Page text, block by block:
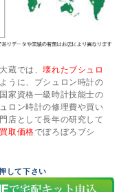
蔵では、壊れたブシュロ
うに、ブシュロン時計の
家資格一級時計技能士の
ロン時計の修理費や買い
店として長年の研究して
取価格でぼろぼろブシ
して下さい